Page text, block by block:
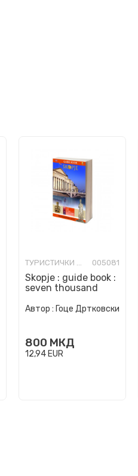
ТУРИСТИЧКИ ВОДИЧИ 005081
Skopje : guide book :
seven thousand
Автор : Гоце Дртковски
800 МКД
12,94 EUR